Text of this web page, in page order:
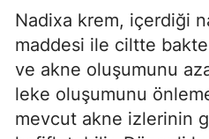
Nadixa krem, içerdiği
maddesi ile ciltte
ve akne oluşumunu
leke oluşumunu
mevcut akne izlerinin